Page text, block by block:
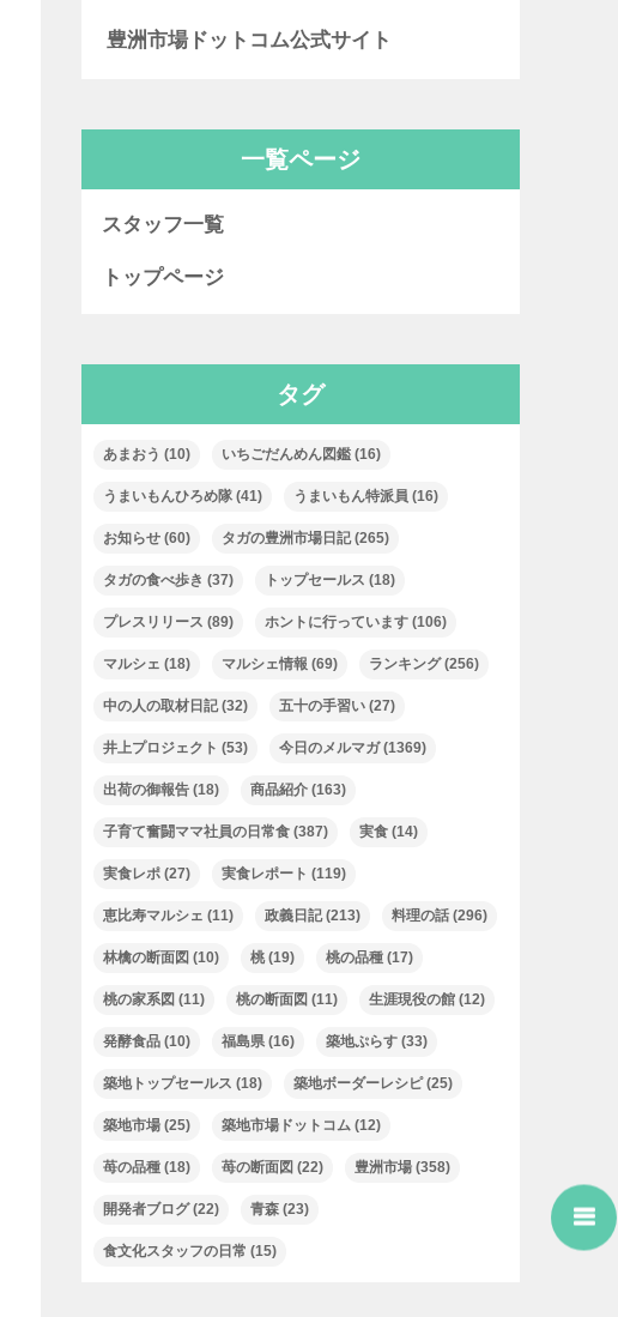
豊洲市場ドットコム公式サイト
一覧ページ
スタッフ一覧
トップページ
タグ
あまおう (10) いちごだんめん図鑑 (16)
うまいもんひろめ隊 (41) うまいもん特派員 (16)
お知らせ (60) タガの豊洲市場日記(265)
タガの食べ歩き (37) トップセールス (18)
プレスリリース (89) ホントに行っています (106)
マルシェ (18) マルシェ情報 (69) ランキング(256)
中の人の取材日記(32) 五十の手習い (27)
井上プロジェクト (53) 今日のメルマガ(1369)
出荷の御報告 (18) 商品紹介 (163)
子育て奮闘ママ社員の日常食 (387) 実食 (14)
実食レポ (27) 実食レポート (119)
恵比寿マルシェ (11) 政義日記(213) 料理の話 (296)
林檎の断面図 (10) 桃(19) 桃の品種 (17)
桃の家系図 (11) 桃の断面図 (11) 生涯現役の館 (12)
発酵食品 (10) 福島県 (16) 築地ぷらす (33)
築地トップセールス (18) 築地ボーダーレシピ(25)
築地市場 (25) 築地市場ドットコム (12)
苺の品種 (18) 苺の断面図 (22) 豊洲市場 (358)
開発者ブログ(22) 青森 (23)
食文化スタッフの日常 (15)